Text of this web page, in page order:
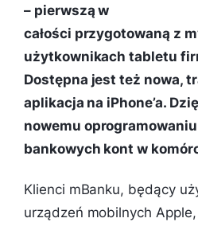
– pierwszą w
całości przygotowaną z
użytkownikach tabletu
Dostępna jest też nowa,
aplikacja na iPhone’a.
nowemu
bankowych kont w
Klienci mBanku, będący
urządzeń mobilnych Apple,